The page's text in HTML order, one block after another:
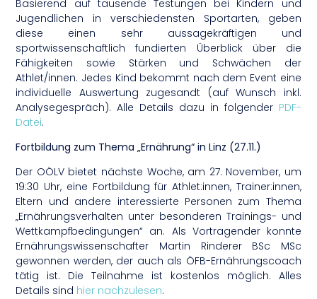
Basierend auf tausende Testungen bei Kindern und
Jugendlichen in verschiedensten Sportarten, geben
diese einen sehr aussagekräftigen und
sportwissenschaftlich fundierten Überblick über die
Fähigkeiten sowie Stärken und Schwächen der
Athlet/innen. Jedes Kind bekommt nach dem Event eine
individuelle Auswertung zugesandt (auf Wunsch inkl.
Analysegespräch). Alle Details dazu in folgender PDF-
Datei.
Fortbildung zum Thema „Ernährung“ in Linz (27.11.)
Der OÖLV bietet nächste Woche, am 27. November, um
19:30 Uhr, eine Fortbildung für Athlet:innen, Trainer:innen,
Eltern und andere interessierte Personen zum Thema
„Ernährungsverhalten unter besonderen Trainings- und
Wettkampfbedingungen“ an. Als Vortragender konnte
Ernährungswissenschafter Martin Rinderer BSc MSc
gewonnen werden, der auch als ÖFB-Ernährungscoach
tätig ist. Die Teilnahme ist kostenlos möglich. Alles
Details sind hier nachzulesen.